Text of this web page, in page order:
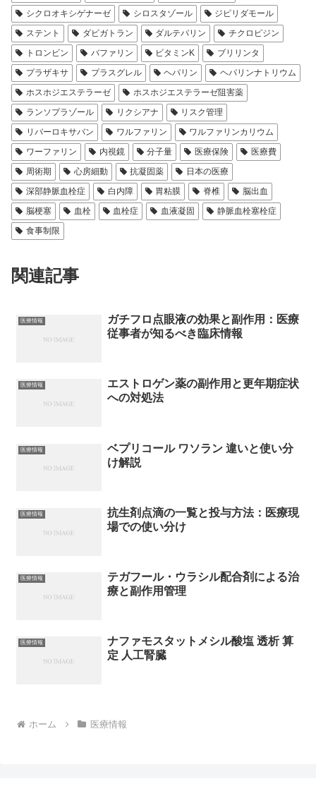
シクロオキシゲナーゼ
シロスタゾール
ジピリダモール
ステント
ダビガトラン ダルテパリン
チクロピジン
トロンビン
バファリン ビタミンK
ブリリンタ
プラザキサ
プラスグレル ヘパリン
ヘパリンナトリウム
ホスホジエステラーゼ
ホスホジエステラーゼ阻害薬
ランソプラゾール
リクシアナ
リスク管理
リバーロキサバン
ワルファリン
ワルファリンカリウム
ワーファリン
内視鏡 分子量 医療保険
医療費
周術期
心房細動 抗凝固薬
日本の医療
深部静脈血栓症
白内障 胃粘膜 脊椎
脳出血
脳梗塞
血栓 血栓症 血液凝固
静脈血栓塞栓症
食事制限
関連記事
医療情報
ガチフロ点眼液の効果と副作用：医療
従事者が知るべき臨床情報
医療情報
エストロゲン薬の副作用と更年期症状
への対処法
医療情報
ベプリコール ワソラン 違いと使い分
け解説
医療情報
抗生剤点滴の一覧と投与方法：医療現
場での使い分け
医療情報
テガフール・ウラシル配合剤による治
療と副作用管理
医療情報
ナファモスタットメシル酸塩 透析 算
定 人工腎臓
ホーム 医療情報